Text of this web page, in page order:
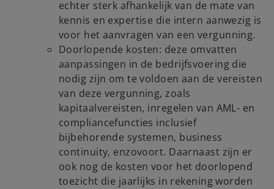
echter sterk afhankelijk van de mate van
kennis en expertise die intern aanwezig is
voor het aanvragen van een vergunning.
Doorlopende kosten: deze omvatten
aanpassingen in de bedrijfsvoering die
nodig zijn om te voldoen aan de vereisten
van deze vergunning, zoals
kapitaalvereisten, inregelen van AML- en
compliancefuncties inclusief
bijbehorende systemen, business
continuity, enzovoort. Daarnaast zijn er
ook nog de kosten voor het doorlopend
toezicht die jaarlijks in rekening worden